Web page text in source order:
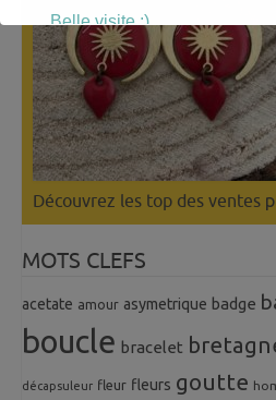
Découvrez les top des ventes
MOTS CLEFS
acetate amour asymetrique badge
boucle bracelet
décapsuleur fleur fleurs goutte
Belle visite :)